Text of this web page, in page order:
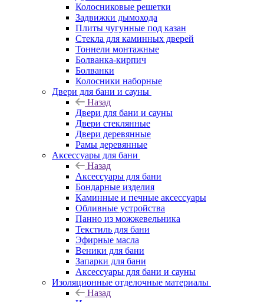
Колосниковые решетки
Задвижки дымохода
Плиты чугунные под казан
Стекла для каминных дверей
Тоннели монтажные
Болванка-кирпич
Болванки
Колосники наборные
Двери для бани и сауны
Назад
Двери для бани и сауны
Двери стеклянные
Двери деревянные
Рамы деревянные
Аксессуары для бани
Назад
Аксессуары для бани
Бондарные изделия
Каминные и печные аксессуары
Обливные устройства
Панно из можжевельника
Текстиль для бани
Эфирные масла
Веники для бани
Запарки для бани
Аксессуары для бани и сауны
Изоляционные отделочные материалы
Назад